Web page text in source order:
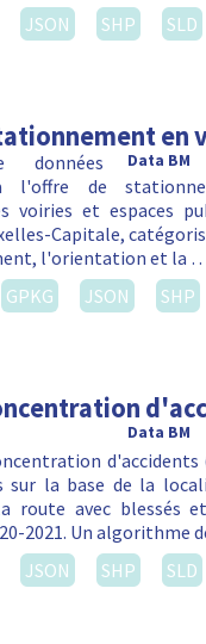
JSON SHP SLD
en
Data BM
l'offre de
voiries et espaces
Capitale,
l'orientation et la
GPKG JSON SHP
Data BM
d'accidents
sur la base de la
route avec blessés
2021. Un algorithme
JSON SHP SLD